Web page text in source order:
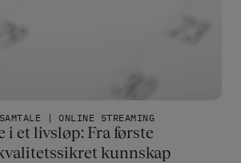
| ONLINE STREAMING
i et livsløp: Fra første
kunnskap